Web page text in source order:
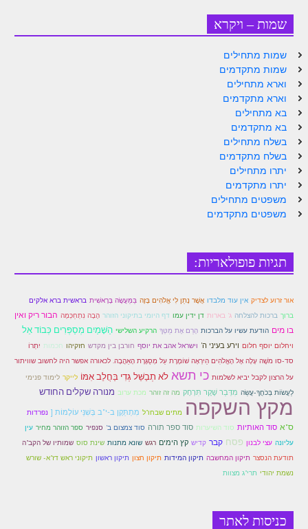
לדף היומי בתע"ס
הזמן סט זוהר
ספרים להורדה
חנות ספרים
שמות – ויקרא
שמות מתחילים
שמות מתקדמים
וארא מתחילים
וארא מתקדמים
בא מתחילים
בא מתקדמים
בשלח מתחילים
בשלח מתקדמים
יתרו מתחילים
יתרו מתקדמים
משפטים מתחילים
משפטים מתקדמים
תגיות פופולאריות:
אור זרוע לצדיק אין עוד מלבדו אֲשֶׁר נָתַן לִי אֱלֹהִים בָּזֶה בַּמַּעֲשֶׂה בָּרָאשִׁית בראשית ברא אלקים
ברוך ברכות להצלחה ג' בארות דן ידין עמו דף היומי בתיקוני הזוהר הָבָה נִתְחַכְּמָה הבור ריק ואין
בו מים הודעת עשיו על הברכות הָרֵם אֶת מַטְּךָ הרקיע השלישי הַשָּׁמַיִם מְסַפְּרִים כְּבוֹד אֵל
ויחלום יוסף חלום וירע בעיני ה' וישראל אהב את יוסף חורבן בין מקדש חזקיהו חכמות יִתְרוֹ
סד-סו מֹשֶׁה עָלָה אֶל הָאֱלֹהִים הַיִרְאָה שׁוֹמֶרֶת עַל מְסֻגֶּרֶת הָאַהֲבָה. לכאורה אפשר היה לחשוב שוויתור
על הרצון לקבל יביא לשלמות כי תשא לֹא תְבַשֵּׁל גְּדִי בַּחֲלֵב אִמּוֹ לייקר לימוד פנימי
לַעֲשׂוֹת בְּכֹחֲךָ-עֲשֵׂה מִדְּבַר שֶׁקֶר תִּרְחָק מה זה זוהר מכת ערוב מנורה שקלים החודש
מקץ השקפה מתים שבחו"ל מִתְתַּקֶן ב-י"ב בְּשִׁנֵּי עוֹלָמוֹת [ נפרדות
ס"א סוד האותיות סוד השיערות סוד ספר תורה סוד צמצום ב' סנפיר ספר הזוהר מחיר עין
עליונה עצי לבנון פסח קבר קדיש קץ הימים רגש שונא מתנות שינת סוס שמותיו של הקב"ה
תודעת הנסצר תיקון המחשבה תיקון המידות תיקון חצון תיקון ראשון תיקוני ראש דז"א- שורש
נשמת יהודי תרי"ג מצוות
כניסות לאתר